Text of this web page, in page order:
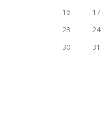
16
17
23
24
30
31